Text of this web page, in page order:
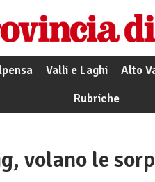
Valli e Laghi Alto
Rubriche
volano le